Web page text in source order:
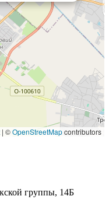
| ©OpenStreetMapcontributors
группы, 14Б